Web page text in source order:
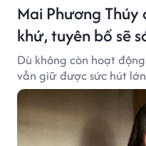
Mai Phương
khứ, tuyên bố sẽ
Dù không còn hoạt
vẫn giữ được sức hút